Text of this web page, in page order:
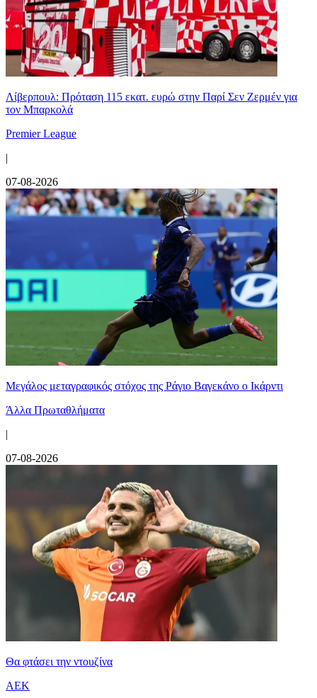
Λίβερπουλ: Πρόταση 115 εκατ. ευρώ στην Παρί Σεν Ζερμέν για
τον Μπαρκολά
Premier League
|
07-08-2026
Μεγάλος μεταγραφικός στόχος της Ράγιο Βαγεκάνο ο Ικάρντι
Άλλα Πρωταθλήματα
|
07-08-2026
Θα φτάσει την ντουζίνα
ΑΕΚ